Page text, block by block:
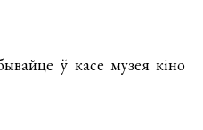
ў касе музея кіно